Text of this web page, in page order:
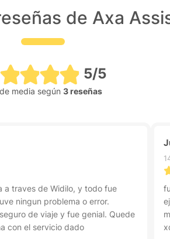
de Axa
5/5
media según 3 reseñas
a traves de Widilo, y todo fue
ningun problema o error.
de viaje y fue genial. Quede
con el servicio dado